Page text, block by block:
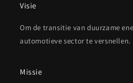
Visie
Om de transitie van duurzame
automotieve sector te versnellen.
Missie